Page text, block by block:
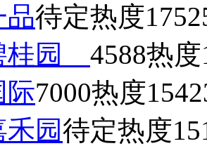
品待定热度
桂园 4588热度
际7000热度
园待定热度